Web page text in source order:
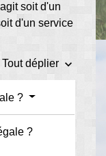
soit d'un
d'un service
Tout déplier keyboard_arrow_down
?
?